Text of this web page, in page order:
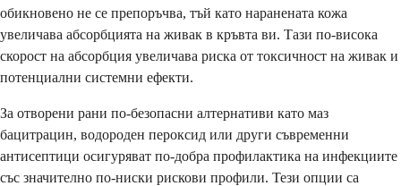
обикновено не се препоръчва, тъй като наранената кожа
увеличава абсорбцията на живак в кръвта ви. Тази по-висока
скорост на абсорбция увеличава риска от токсичност на живак и
потенциални системни ефекти.
За отворени рани по-безопасни алтернативи като маз
бацитрацин, водороден пероксид или други съвременни
антисептици осигуряват по-добра профилактика на инфекциите
със значително по-ниски рискови профили. Тези опции са